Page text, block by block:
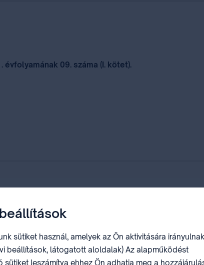
09. száma (I. kötet).
margójan Genfben
sütiket használ, amelyek az Ön aktivitására
beállítások, látogatott aloldalak) Az alapműködést
sütiket leszámítva ehhez Ön adhatja meg a